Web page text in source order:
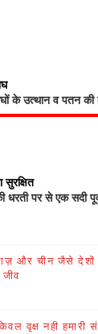
के उत्थान व पतन
धरती पर से एक सदी
और चीन जैसे
केवल वृक्ष नही हमारी